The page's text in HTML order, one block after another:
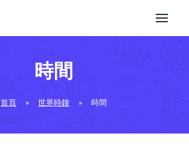
時間
首頁 » 世界時鐘 » 時間